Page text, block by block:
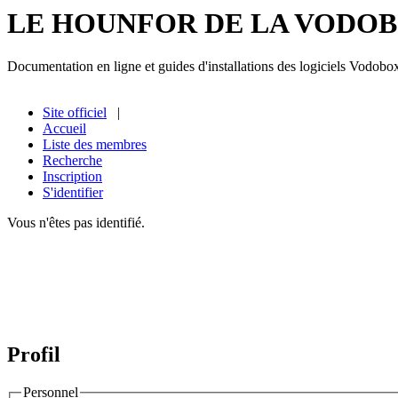
LE HOUNFOR DE LA
Documentation en ligne et guides d'installations des logiciels
Site officiel |
Accueil
Liste des membres
Recherche
Inscription
S'identifier
Vous n'êtes pas identifié.
Profil
Personnel